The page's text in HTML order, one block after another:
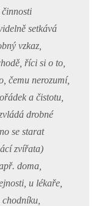
činnosti
setkává
vzkaz,
říci si o to,
čemu nerozumí,
a čistotu,
drobné
se starat
zvířata)
doma,
u lékaře,